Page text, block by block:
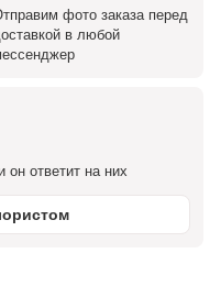
фото заказа перед
в любой
ответит на них